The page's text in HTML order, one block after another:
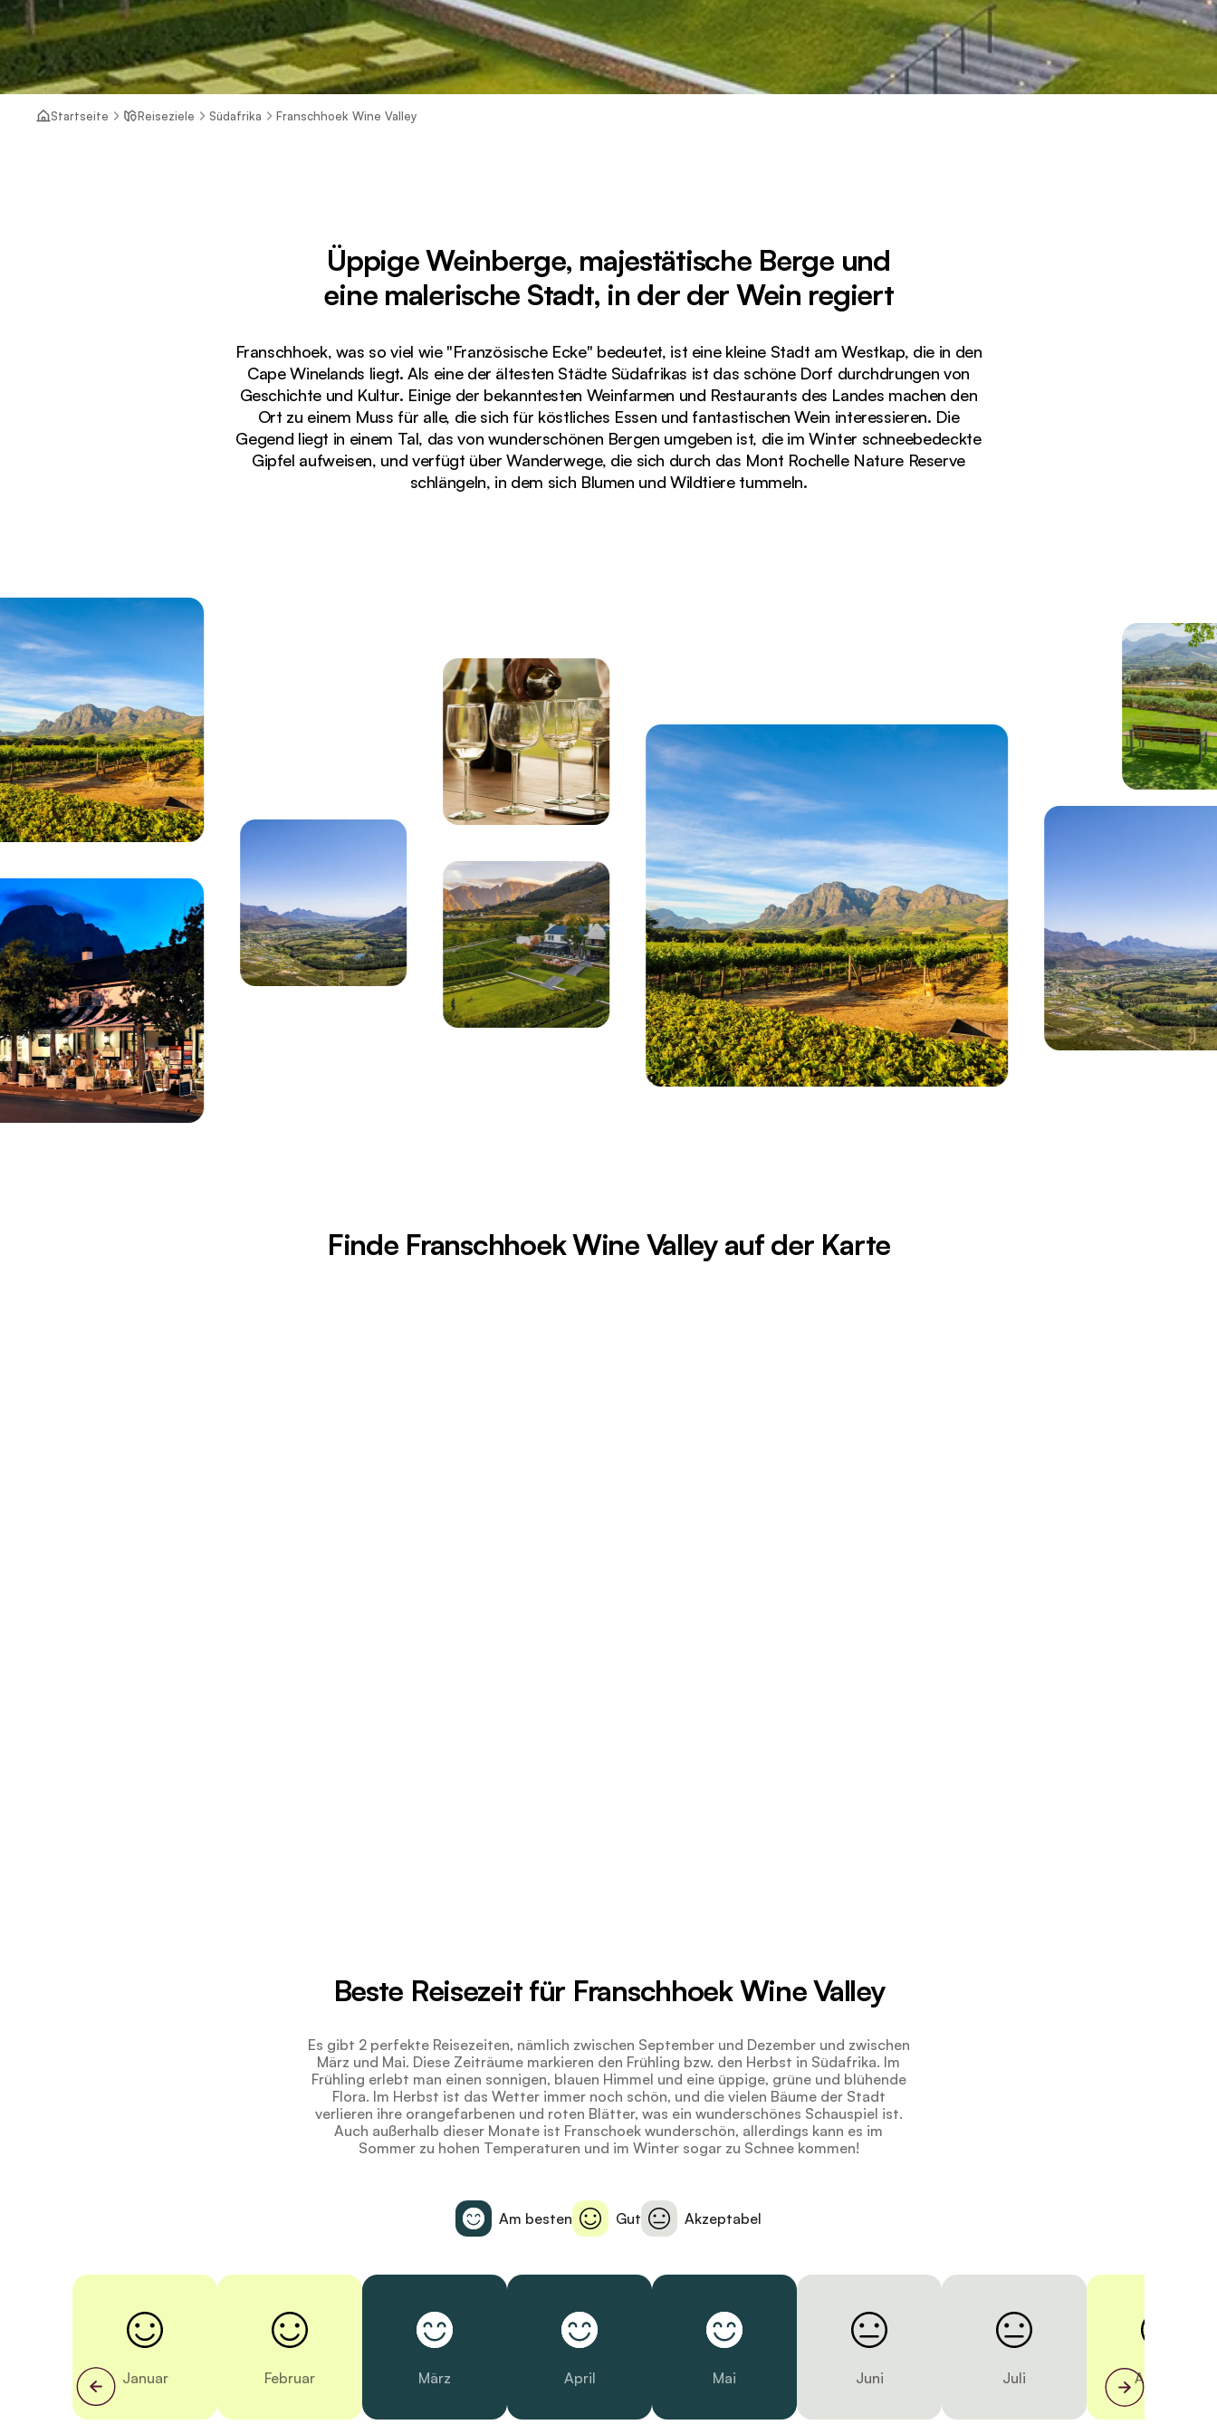
Luxuriöses Weingut mit gepflegten Gärten und Blick auf die Berge des Franschhoek-Tals bei Sonnenuntergang in den Cape Winelands in Südafrika.
Startseite Reiseziele Südafrika Franschhoek Wine Valley
Üppige Weinberge, majestätische Berge und
eine malerische Stadt, in der der Wein regiert
Franschhoek, was so viel wie "Französische Ecke" bedeutet, ist eine kleine Stadt am Westkap, die in den
Cape Winelands liegt. Als eine der ältesten Städte Südafrikas ist das schöne Dorf durchdrungen von
Geschichte und Kultur. Einige der bekanntesten Weinfarmen und Restaurants des Landes machen den
Ort zu einem Muss für alle, die sich für köstliches Essen und fantastischen Wein interessieren. Die
Gegend liegt in einem Tal, das von wunderschönen Bergen umgeben ist, die im Winter schneebedeckte
Gipfel aufweisen, und verfügt über Wanderwege, die sich durch das Mont Rochelle Nature Reserve
schlängeln, in dem sich Blumen und Wildtiere tummeln.
Finde Franschhoek Wine Valley auf der Karte
Beste Reisezeit für Franschhoek Wine Valley
Es gibt 2 perfekte Reisezeiten, nämlich zwischen September und Dezember und zwischen
März und Mai. Diese Zeiträume markieren den Frühling bzw. den Herbst in Südafrika. Im
Frühling erlebt man einen sonnigen, blauen Himmel und eine üppige, grüne und blühende
Flora. Im Herbst ist das Wetter immer noch schön, und die vielen Bäume der Stadt
verlieren ihre orangefarbenen und roten Blätter, was ein wunderschönes Schauspiel ist.
Auch außerhalb dieser Monate ist Franschoek wunderschön, allerdings kann es im
Sommer zu hohen Temperaturen und im Winter sogar zu Schnee kommen!
Am besten Gut Akzeptabel
Januar Februar März April Mai Juni Juli August